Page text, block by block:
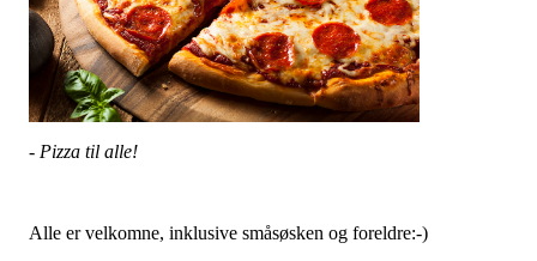
- Pizza til alle!
Alle er velkomne, inklusive småsøsken og foreldre:-)